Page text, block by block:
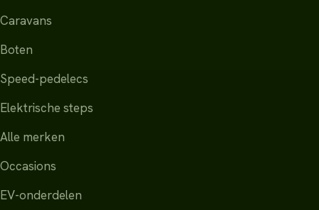
Caravans
Boten
Speed-pedelecs
Elektrische steps
Alle merken
Occasions
EV-onderdelen